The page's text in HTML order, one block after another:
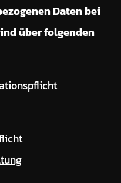
Daten bei
über folgenden